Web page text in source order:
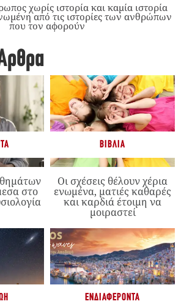
χωρίς ιστορία και καμία ιστορία
από τις ιστορίες των ανθρώπων
που τον αφορούν
στο
ΒΙΒΛΊΑ
Οι σχέσεις θέλουν χέρια
ενωμένα, ματιές καθαρές
και καρδιά έτοιμη να
μοιραστεί
ΕΝΔΙΑΦΈΡΟΝΤΑ